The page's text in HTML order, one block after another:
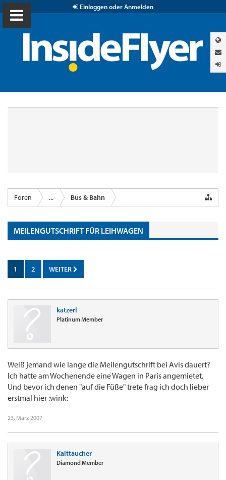
Einloggen oder Anmelden
Foren ... Bus & Bahn
MEILENGUTSCHRIFT FÜR LEIHWAGEN
1 2 WEITER
katzerl
Platinum Member
Weiß jemand wie lange die Meilengutschrift bei Avis dauert?
Ich hatte am Wochenende eine Wagen in Paris angemietet.
Und bevor ich denen "auf die Füße" trete frag ich doch lieber
erstmal hier :wink:
23. März 2007
Kalttaucher
Diamond Member